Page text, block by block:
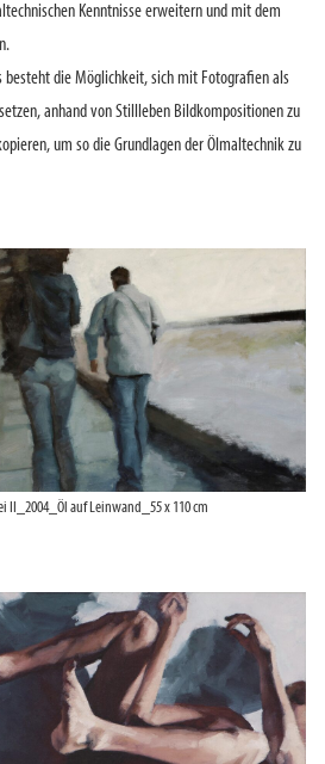
Kenntnisse erweitern und mit dem
die Möglichkeit, sich mit Fotografien als
anhand von Stillleben Bildkompositionen zu
um so die Grundlagen der Ölmaltechnik zu
II_2004_Öl auf Leinwand_55 x 110 cm